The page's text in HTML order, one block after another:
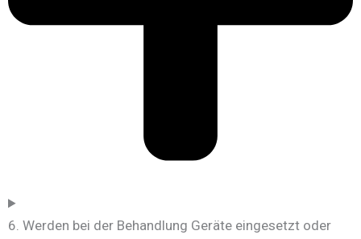
6. Werden bei der Behandlung Geräte eingesetzt oder